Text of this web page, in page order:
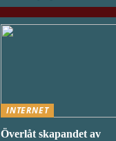
INTERNET
Överlåt skapandet av